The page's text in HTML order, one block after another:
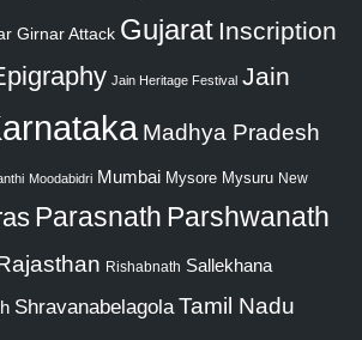
Girnar Attack Gujarat Inscription
Jain Heritage Festival Jain
Madhya Pradesh
Moodabidri Mumbai Mysore Mysuru New
Parasnath Parshwanath
Rishabnath Sallekhana
Shravanabelagola Tamil Nadu